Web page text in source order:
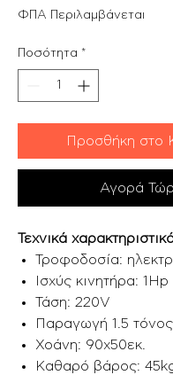
ΦΠΑ Περιλαμβάνεται
Ποσότητα *
Προσθήκη στο
Αγορά
Τεχνικά
Τροφοδοσία:
Ισχύς κινητήρα: 1Hp
Τάση: 220V
Παραγωγή 1.5
Χοάνη: 90x50εκ.
Καθαρό βάρος: